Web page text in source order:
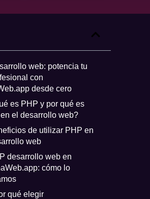
web: potencia tu
con
desde cero
es PHP y por qué es
el desarrollo web?
de utilizar PHP en
web
desarrollo web en
cómo lo
qué elegir